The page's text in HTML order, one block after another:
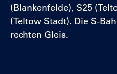
(Blankenfelde), S25
(Teltow Stadt). Die S-
rechten Gleis.